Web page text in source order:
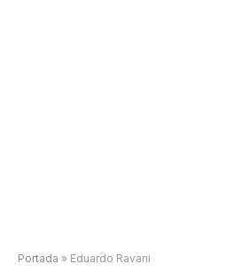
Portada » Eduardo Ravani